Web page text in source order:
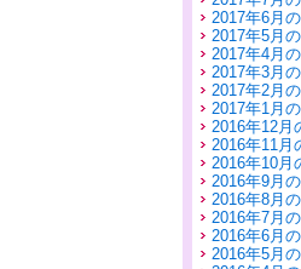
2017年6月
2017年5月
2017年4月
2017年3月
2017年2月
2017年1月
2016年12月
2016年11月
2016年10月
2016年9月
2016年8月
2016年7月
2016年6月
2016年5月